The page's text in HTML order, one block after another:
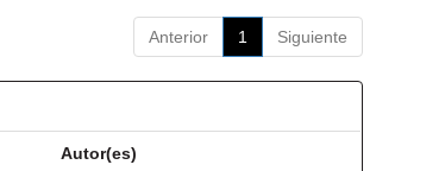
Anterior 1 Siguiente
Autor(es)